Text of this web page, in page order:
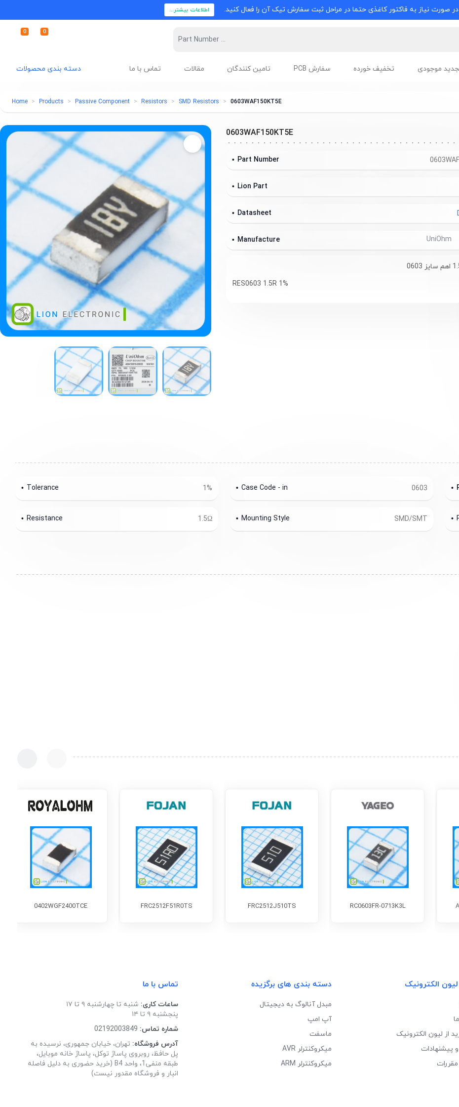
صورت نیاز به فاکتور کاغذی حتما در مراحل ثبت سفارش تیک آن را فعال کنید. اطلاعات بیشتر...
0 0
دسته بندی محصولات موجودی تخفیف خورده سفارش PCB تامین کنندگان مقالات تماس با ما
Home Products Passive Component Resistors SMD Resistors 0603WAF150KT5E
0603WAF150KT5E
Part Number
Lion Part
Datasheet
Manufacture
RES0603 1.5R 1%
0603
Case Code - in
1%
Tolerance
SMD/SMT
Mounting Style
1.5Ω
Resistance
RC0603FR-0713K3L
FRC2512J510TS
FRC2512F51R0TS
0402WGF2400TCE
لیون الکترونیک
از لیون الکترونیک
و پیشنهادات
دسته بندی های برگزیده
مبدل آنالوگ به دیجیتال
آپ امپ
ماسفت
میکروکنترلر AVR
میکروکنترلر ARM
تماس با ما
ساعات کاری: شنبه تا چهارشنبه ۹ تا ۱۷
پنجشنبه ۹ تا ۱۴
شماره تماس: 02192003849
آدرس فروشگاه: تهران، خیابان جمهوری، نرسیده به
پل حافظ، روبروی پاساژ توکل، پاساژ خانه موبایل،
طبقه منفی1، واحد B4 (خرید حضوری به دلیل فاصله
انبار و فروشگاه مقدور نیست)